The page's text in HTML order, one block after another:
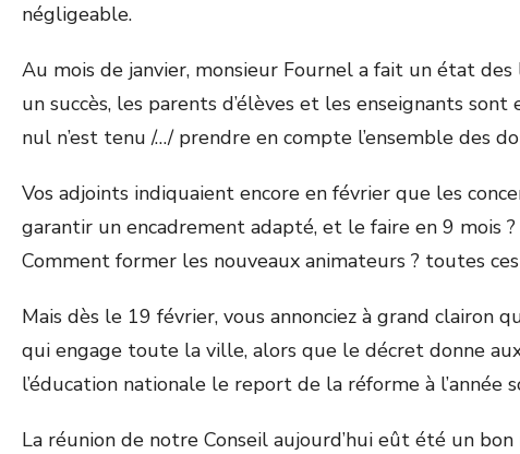
négligeable.
Au mois de janvier, monsieur Fournel a fait un état
un succès, les parents d’élèves et les enseignants
nul n’est tenu /…/ prendre en compte l’ensemble des
Vos adjoints indiquaient encore en février que les
garantir un encadrement adapté, et le faire en 9 mois
Comment former les nouveaux animateurs ? toutes
Mais dès le 19 février, vous annonciez à grand clairon
qui engage toute la ville, alors que le décret donne
l’éducation nationale le report de la réforme à
La réunion de notre Conseil aujourd’hui eût été un